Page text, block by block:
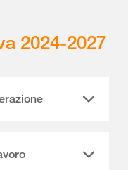
2024-2027